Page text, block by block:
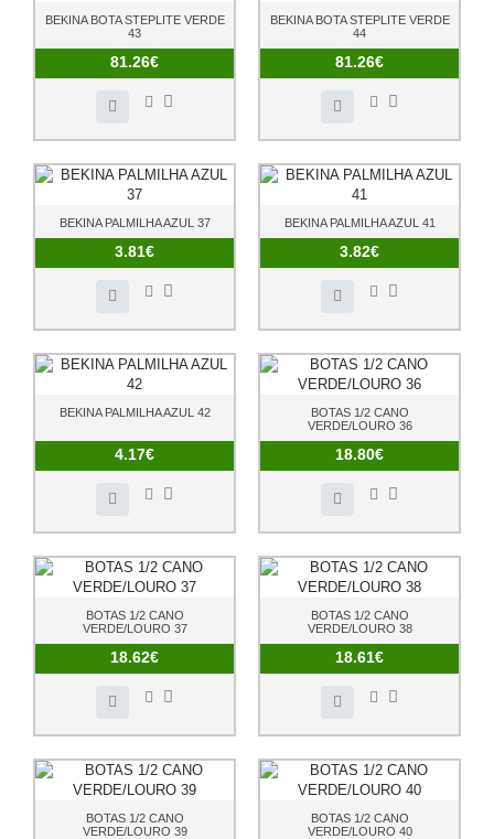
BEKINA BOTA STEPLITE VERDE
43
81.26€
BEKINA BOTA STEPLITE VERDE
44
81.26€
BEKINA PALMILHA AZUL 37
3.81€
BEKINA PALMILHA AZUL 41
3.82€
BEKINA PALMILHA AZUL 42
4.17€
BOTAS 1/2 CANO
VERDE/LOURO 36
18.80€
BOTAS 1/2 CANO
VERDE/LOURO 37
18.62€
BOTAS 1/2 CANO
VERDE/LOURO 38
18.61€
BOTAS 1/2 CANO
VERDE/LOURO 39
BOTAS 1/2 CANO
VERDE/LOURO 40